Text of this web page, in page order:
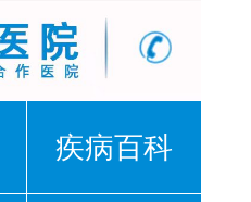
疾病百科